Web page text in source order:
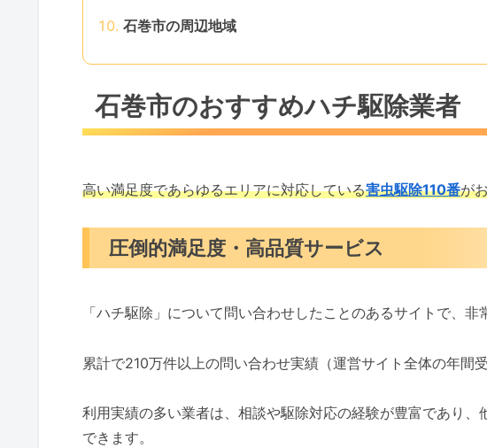
石巻市の周辺地域
石巻市のおすすめハチ駆除業者
高い満足度であらゆるエリアに対応している害虫駆除110番が
圧倒的満足度・高品質サービス
「ハチ駆除」について問い合わせしたことのあるサイトで、非
累計で210万件以上の問い合わせ実績（運営サイト全体の年間
利用実績の多い業者は、相談や駆除対応の経験が豊富であり
できます。